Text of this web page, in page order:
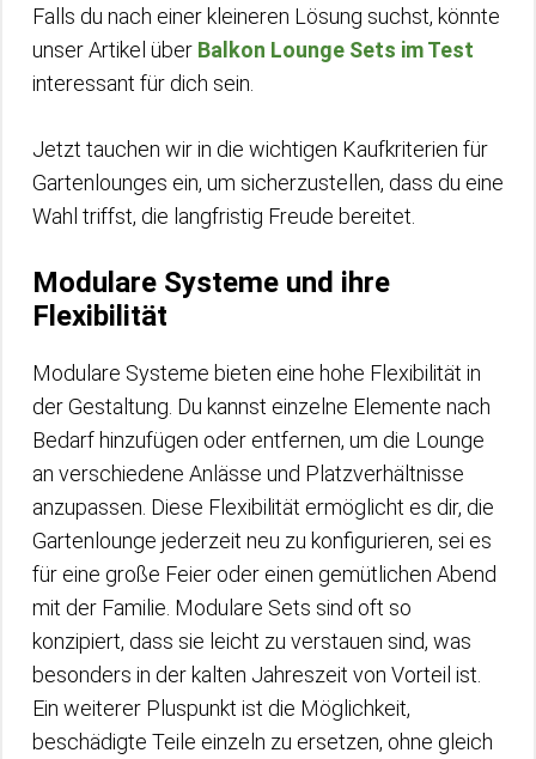
Falls du nach einer kleineren Lösung suchst, könnte
unser Artikel über Balkon Lounge Sets im Test
interessant für dich sein.
Jetzt tauchen wir in die wichtigen Kaufkriterien für
Gartenlounges ein, um sicherzustellen, dass du eine
Wahl triffst, die langfristig Freude bereitet.
Modulare Systeme und ihre
Flexibilität
Modulare Systeme bieten eine hohe Flexibilität in
der Gestaltung. Du kannst einzelne Elemente nach
Bedarf hinzufügen oder entfernen, um die Lounge
an verschiedene Anlässe und Platzverhältnisse
anzupassen. Diese Flexibilität ermöglicht es dir, die
Gartenlounge jederzeit neu zu konfigurieren, sei es
für eine große Feier oder einen gemütlichen Abend
mit der Familie. Modulare Sets sind oft so
konzipiert, dass sie leicht zu verstauen sind, was
besonders in der kalten Jahreszeit von Vorteil ist.
Ein weiterer Pluspunkt ist die Möglichkeit,
beschädigte Teile einzeln zu ersetzen, ohne gleich